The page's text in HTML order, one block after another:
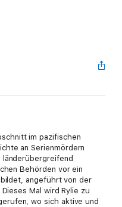
im pazifischen
an Serienmördern
länderübergreifend
Behörden vor ein
angeführt von der
Mal wird Rylie zu
wo sich aktive und